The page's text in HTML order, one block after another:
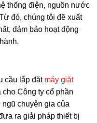
thống điện, nguồn nước
đó, chúng tôi đề xuất
đảm bảo hoạt động
cầu lắp đặt máy giặt
cho Công ty cổ phần
chuyên gia của
ra giải pháp thiết bị